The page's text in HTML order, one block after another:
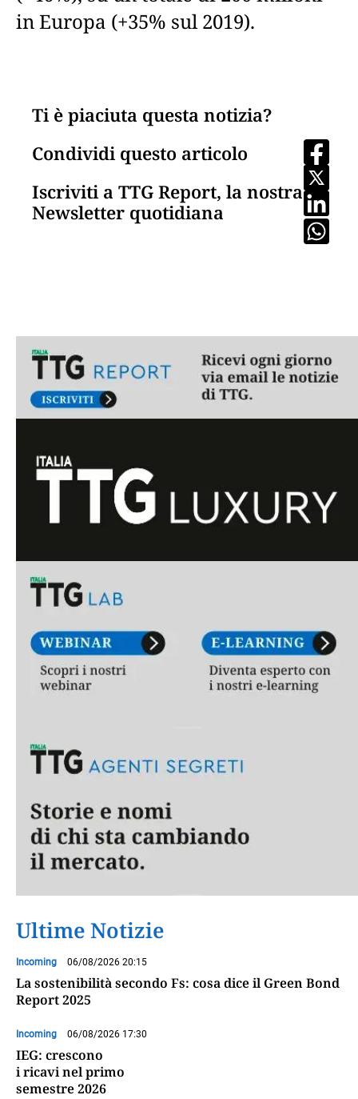
in Europa (+35% sul 2019).
Ti è piaciuta questa notizia?
Condividi questo articolo
Iscriviti a TTG Report, la nostra
Newsletter quotidiana
Ultime Notizie
Incoming 06/08/2026 20:15
La sostenibilità secondo Fs: cosa dice il Green Bond
Report 2025
Incoming 06/08/2026 17:30
IEG: crescono
i ricavi nel primo
semestre 2026